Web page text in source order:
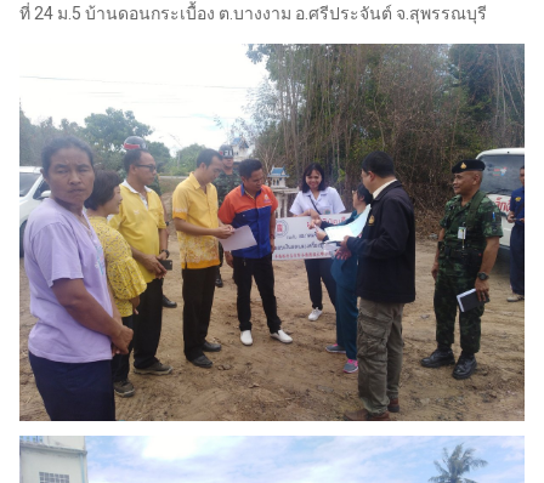
ที่ 24 ม.5 บ้านดอนกระเบื้อง ต.บางงาม อ.ศรีประจันต์ จ.สุพรรณบุรี